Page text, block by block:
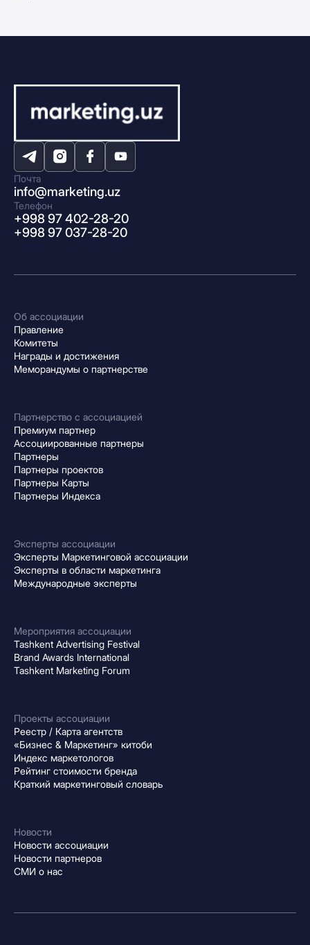
Почта
info@marketing.uz
Телефон
+998 97 402-28-20
+998 97 037-28-20
Об ассоциации
Правление
Комитеты
Награды и достижения
Меморандумы о партнерстве
Партнерство с ассоциацией
Премиум партнер
Ассоциированные партнеры
Партнеры
Партнеры проектов
Партнеры Карты
Партнеры Индекса
Эксперты ассоциации
Эксперты Маркетинговой ассоциации
Эксперты в области маркетинга
Международные эксперты
Мероприятия ассоциации
Tashkent Advertising Festival
Brand Awards International
Tashkent Marketing Forum
Проекты ассоциации
Реестр / Карта агентств
«Бизнес & Маркетинг» китоби
Индекс маркетологов
Рейтинг стоимости бренда
Краткий маркетинговый словарь
Новости
Новости ассоциации
Новости партнеров
СМИ о нас